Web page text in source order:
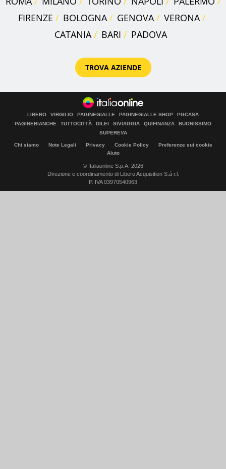
FIRENZE
BOLOGNA GENOVA
VERONA
CATANIA
BARI PADOVA
TROVA AZIENDE
LIBERO VIRGILIO PAGINEGIALLE PAGINEGIALLE SHOP
PGCASA
PAGINEBIANCHE
TUTTOCITTÀ DILEI SIVIAGGIA QUIFINANZA
BUONISSIMO
SUPEREVA
Chi siamo Note Legali Privacy Cookie Policy
Preferenze sui cookie
Aiuto
© Italiaonline S.p.A. 2026
Direzione e coordinamento di Libero Acquisition S.á r.l.
P. IVA 03970540963